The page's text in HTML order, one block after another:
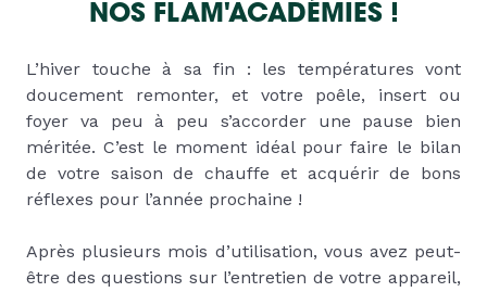
NOS FLAM'ACADÉMIES !
L’hiver touche à sa fin : les températures vont
doucement remonter, et votre poêle, insert ou
foyer va peu à peu s’accorder une pause bien
méritée. C’est le moment idéal pour faire le bilan
de votre saison de chauffe et acquérir de bons
réflexes pour l’année prochaine !
Après plusieurs mois d’utilisation, vous avez peut-
être des questions sur l’entretien de votre appareil,